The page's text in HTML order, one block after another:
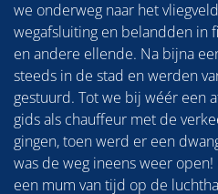
we onderweg naar het
wegafsluiting en belandden in
en andere ellende. Na bijna
steeds in de stad en werden
gestuurd. Tot we bij wéér een
gids als chauffeur met de
gingen, toen werd er een
was de weg ineens weer
een mum van tijd op de